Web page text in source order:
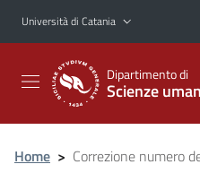
Vai al contenuto principale
Vai al menu di navigazione
Università di Catania
Dipartimento di
Scienze
Home > Correzione numero